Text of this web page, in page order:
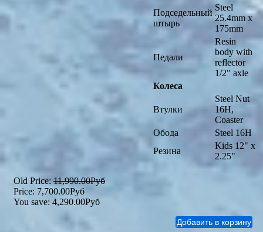
Подседельный
штырь
Steel
25.4mm x
175mm
Педали
Resin
body with
reflector
1/2" axle
Колеса
Втулки
Steel Nut
16H,
Coaster
Обода
Steel 16H
Резина
Kids 12" x
2.25"
Old Price: 11,990.00Руб
Price: 7,700.00Руб
You save: 4,290.00Руб